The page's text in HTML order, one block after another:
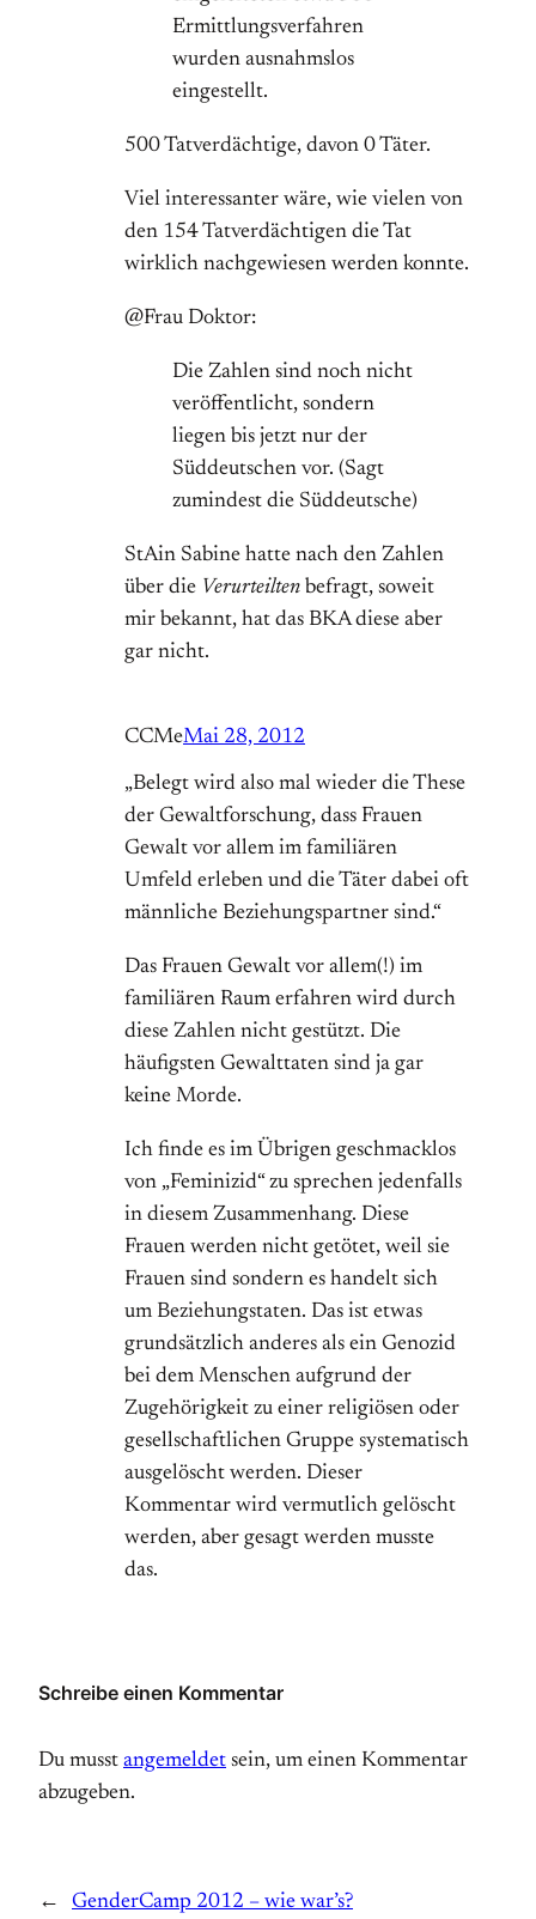
Ermittlungsverfahren
wurden ausnahmslos
eingestellt.
500 Tatverdächtige, davon 0 Täter.
Viel interessanter wäre, wie vielen von
den 154 Tatverdächtigen die Tat
wirklich nachgewiesen werden konnte.
@Frau Doktor:
Die Zahlen sind noch nicht
veröffentlicht, sondern
liegen bis jetzt nur der
Süddeutschen vor. (Sagt
zumindest die Süddeutsche)
StAin Sabine hatte nach den Zahlen
über die Verurteilten befragt, soweit
mir bekannt, hat das BKA diese aber
gar nicht.
CCMeMai 28, 2012
„Belegt wird also mal wieder die These
der Gewaltforschung, dass Frauen
Gewalt vor allem im familiären
Umfeld erleben und die Täter dabei oft
männliche Beziehungspartner sind.“
Das Frauen Gewalt vor allem(!) im
familiären Raum erfahren wird durch
diese Zahlen nicht gestützt. Die
häufigsten Gewalttaten sind ja gar
keine Morde.
Ich finde es im Übrigen geschmacklos
von „Feminizid“ zu sprechen jedenfalls
in diesem Zusammenhang. Diese
Frauen werden nicht getötet, weil sie
Frauen sind sondern es handelt sich
um Beziehungstaten. Das ist etwas
grundsätzlich anderes als ein Genozid
bei dem Menschen aufgrund der
Zugehörigkeit zu einer religiösen oder
gesellschaftlichen Gruppe systematisch
ausgelöscht werden. Dieser
Kommentar wird vermutlich gelöscht
werden, aber gesagt werden musste
das.
Schreibe einen Kommentar
Du musst angemeldet sein, um einen Kommentar
abzugeben.
← GenderCamp 2012 – wie war’s?